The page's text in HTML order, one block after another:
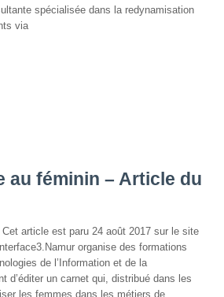
spécialisée dans la redynamisation
via
au féminin – Article du
article est paru 24 août 2017 sur le site
organise des formations
de l’Information et de la
d’éditer un carnet qui, distribué dans les
les femmes dans les métiers de